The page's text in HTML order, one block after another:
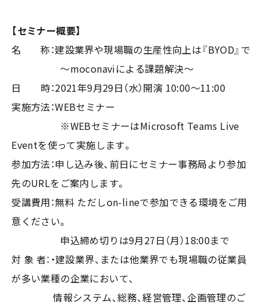
【セミナー概要】
名 称：建設業界や現場職の生産性向上は『BYOD』で
～moconaviによる課題解決～
日 時：2021年9月29日（水）開演 10:00～11:00
実施方法：WEBセミナー
※WEBセミナーはMicrosoft Teams Live
Eventを使って実施します。
参加方法：申し込み後、前日にセミナー事務局より参加
先のURLをご案内します。
受講費用：無料 ただしon-lineで参加できる環境をご用
意ください。
申込締め切りは9月27日（月）18:00まで
対 象 者：・建設業界、または他業界でも現場職の従業員
が多い業種の企業において、
情報システム、総務、経営管理、企画管理のご